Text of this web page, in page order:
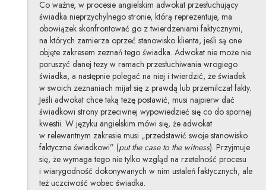
Co ważne, w procesie angielskim adwokat przesłuchujący
świadka nieprzychylnego stronie, którą reprezentuje, ma
obowiązek skonfrontować go z twierdzeniami faktycznymi,
na których zamierza oprzeć stanowisko klienta, jeśli są one
objęte zakresem zeznań tego świadka. Adwokat nie może nie
poruszyć danej tezy w ramach przesłuchiwania wrogiego
świadka, a następnie polegać na niej i twierdzić, że świadek
w swoich zeznaniach mijał się z prawdą lub przemilczał fakty.
Jeśli adwokat chce taką tezę postawić, musi najpierw dać
świadkowi strony przeciwnej wypowiedzieć się co do spornej
kwestii. W języku angielskim mówi się, że adwokat
w relewantnym zakresie musi „przedstawić swoje stanowisko
faktyczne świadkowi” (put the case to the witness). Przyjmuje
się, że wymaga tego nie tylko wzgląd na rzetelność procesu
i wiarygodność dokonywanych w nim ustaleń faktycznych, ale
też uczciwość wobec świadka.